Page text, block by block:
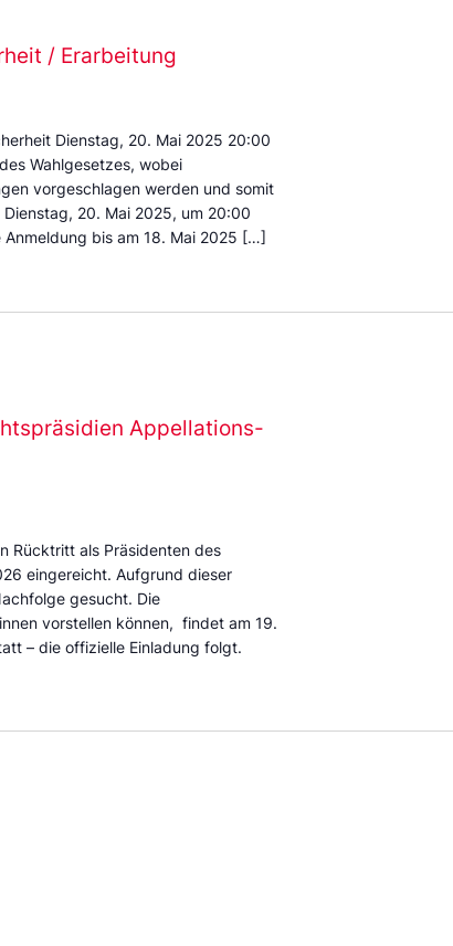
/ Erarbeitung
Dienstag, 20. Mai 2025 20:00
Wahlgesetzes, wobei
vorgeschlagen werden und somit
20. Mai 2025, um 20:00
bis am 18. Mai 2025 […]
Appellations-
Rücktritt als Präsidenten des
eingereicht. Aufgrund dieser
gesucht. Die
vorstellen können, findet am 19.
– die offizielle Einladung folgt.